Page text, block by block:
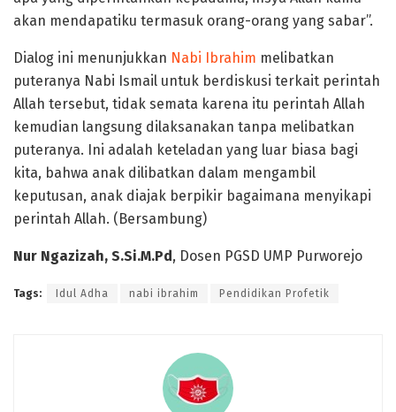
akan mendapatiku termasuk orang-orang yang sabar”.
Dialog ini menunjukkan Nabi Ibrahim melibatkan
puteranya Nabi Ismail untuk berdiskusi terkait perintah
Allah tersebut, tidak semata karena itu perintah Allah
kemudian langsung dilaksanakan tanpa melibatkan
puteranya. Ini adalah keteladan yang luar biasa bagi
kita, bahwa anak dilibatkan dalam mengambil
keputusan, anak diajak berpikir bagaimana menyikapi
perintah Allah. (Bersambung)
Nur Ngazizah, S.Si.M.Pd, Dosen PGSD UMP Purworejo
Tags: Idul Adha nabi ibrahim Pendidikan Profetik